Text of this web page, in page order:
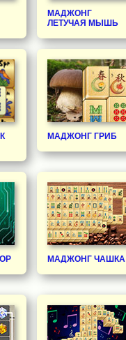
МАДЖОНГ
ЛЕТУЧАЯ МЫШЬ
МАДЖОНГ ГРИБ
МАДЖОНГ ЧАШКА